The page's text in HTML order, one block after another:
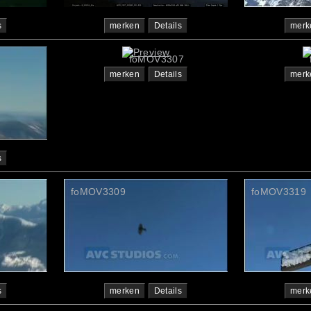
merken Details
foMOV3307
merken Details
foMOV3309
merken Details
foMOV3319